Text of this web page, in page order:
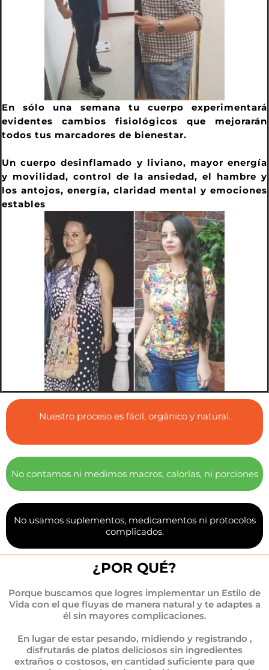
En sólo una semana tu cuerpo experimentará
evidentes cambios fisiológicos que mejorarán
todos tus marcadores de bienestar.
Un cuerpo desinflamado y liviano, mayor energía
y movilidad, control de la ansiedad, el hambre y
los antojos, energía, claridad mental y emociones
estables
Nuestro proceso es fácil, orgánico y natural.
No contamos ni medimos macros, calorías, ni porciones
No usamos suplementos, medicamentos ni protocolos
complicados.
¿POR QUÉ?
Porque buscamos que logres implementar un Estilo de
Vida con el que fluyas de manera natural y te adaptes a
él sin mayores complicaciones.
En lugar de estar pesando, midiendo y registrando ,
disfrutarás de platos deliciosos sin ingredientes
extraños o costosos, en cantidad suficiente para que